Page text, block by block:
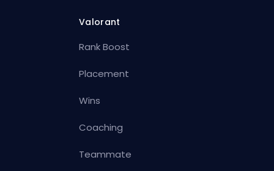
Valorant
Rank Boost
Placement
Wins
Coaching
Teammate